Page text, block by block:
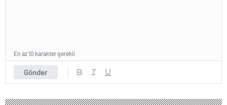
Gönder
En az 10 karakter gerekli